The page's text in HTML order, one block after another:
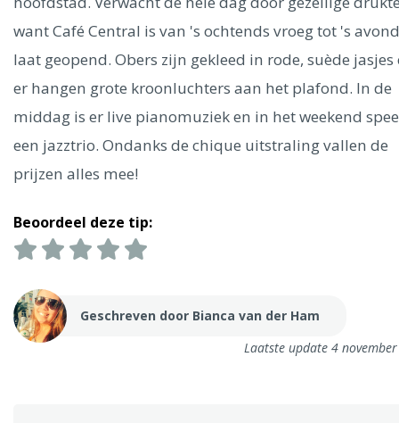
Alles bekijken
want Café Central is van 's ochtends vroeg tot 's
laat geopend. Obers zijn gekleed in rode, suède jasjes
er hangen grote kroonluchters aan het plafond. In de
middag is er live pianomuziek en in het weekend
een jazztrio. Ondanks de chique uitstraling vallen de
prijzen alles mee!
Beoordeel deze tip:
Geschreven door Bianca van der Ham
Laatste update 4